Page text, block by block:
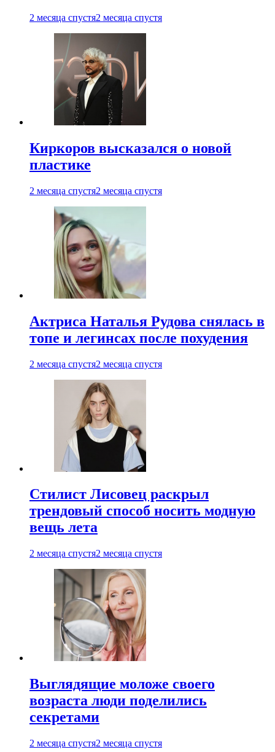
2 месяца спустя2 месяца спустя
Киркоров высказался о новой
пластике
2 месяца спустя2 месяца спустя
Актриса Наталья Рудова снялась в
топе и легинсах после похудения
2 месяца спустя2 месяца спустя
Стилист Лисовец раскрыл
трендовый способ носить модную
вещь лета
2 месяца спустя2 месяца спустя
Выглядящие моложе своего
возраста люди поделились
секретами
2 месяца спустя2 месяца спустя